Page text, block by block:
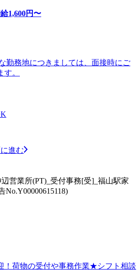
1,600円〜
勤務地につきましては、面接時にご
。
進む
営業所(PT)_受付事務[受]_福山駅家
No.Y00000615118)
！荷物の受付や事務作業★シフト相談